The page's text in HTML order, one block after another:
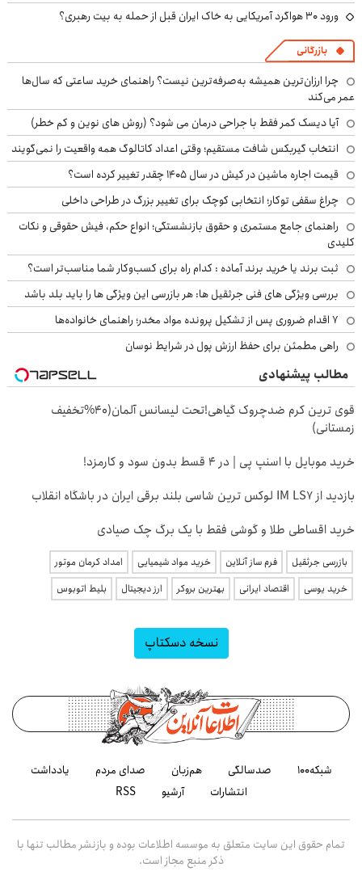
ورود ۳۰ هواگرد آمریکایی به خاک ایران قبل از حمله به بیت رهبری؟
بازرگانی
چرا ارزان‌ترین همیشه به‌صرفه‌ترین نیست؟ راهنمای خرید ساعتی که سال‌ها
عمر می‌کند
آیا دیسک کمر فقط با جراحی درمان می شود؟ (روش های نوین و کم خطر)
انتخاب گیربکس شافت مستقیم؛ وقتی اعداد کاتالوگ همه واقعیت را نمی‌گویند
قیمت اجاره ماشین در کیش در سال ۱۴۰۵ چقدر تغییر کرده است؟
چراغ سقفی توکار؛ انتخابی کوچک برای تغییر بزرگ در طراحی داخلی
راهنمای جامع مستمری و حقوق بازنشستگی؛ انواع حکم، فیش حقوقی و نکات
کلیدی
ثبت برند یا خرید برند آماده : کدام راه برای کسب‌وکار شما مناسب‌تر است؟
بررسی ویژگی های فنی جرثقیل ها: هر بازرسی این ویژگی ها را باید بلد باشد
۷ اقدام ضروری پس از تشکیل پرونده مواد مخدر؛ راهنمای خانواده‌ها
راهی مطمئن برای حفظ ارزش پول در شرایط نوسان
مطالب پیشنهادی
قوی ترین کرم ضدچروک گیاهی!تحت لیسانس آلمان(40%تخفیف
زمستانی)
خرید موبایل با اسنپ پی | در ۴ قسط بدون سود و کارمزد!
بازدید از IM LS7 لوکس ترین شاسی بلند برقی ایران در باشگاه انقلاب
خرید اقساطی طلا و گوشی فقط با یک برگ چک صیادی
بازرسی جرثقیل فرم ساز آنلاین خرید مواد شیمیایی
امداد کرمان موتور
خرید یوسی
اقتصاد ایرانی بهترین بروکر ارز دیجیتال بلیط اتوبوس
نسخه دسکتاپ
شبکه۱۰۰ صدسالگی هم‌زبان صدای مردم
یادداشت
انتشارات
آرشیو RSS
تمام حقوق این سایت متعلق به موسسه اطلاعات بوده و بازنشر مطالب تنها با
ذکر منبع مجاز است.